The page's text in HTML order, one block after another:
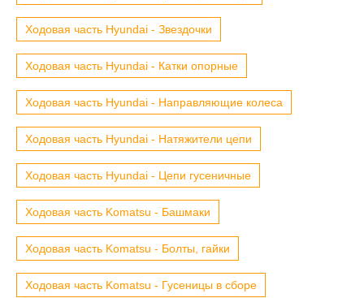
Ходовая часть Hyundai - Звездочки
Ходовая часть Hyundai - Катки опорные
Ходовая часть Hyundai - Направляющие колеса
Ходовая часть Hyundai - Натяжители цепи
Ходовая часть Hyundai - Цепи гусеничные
Ходовая часть Komatsu - Башмаки
Ходовая часть Komatsu - Болты, гайки
Ходовая часть Komatsu - Гусеницы в сборе